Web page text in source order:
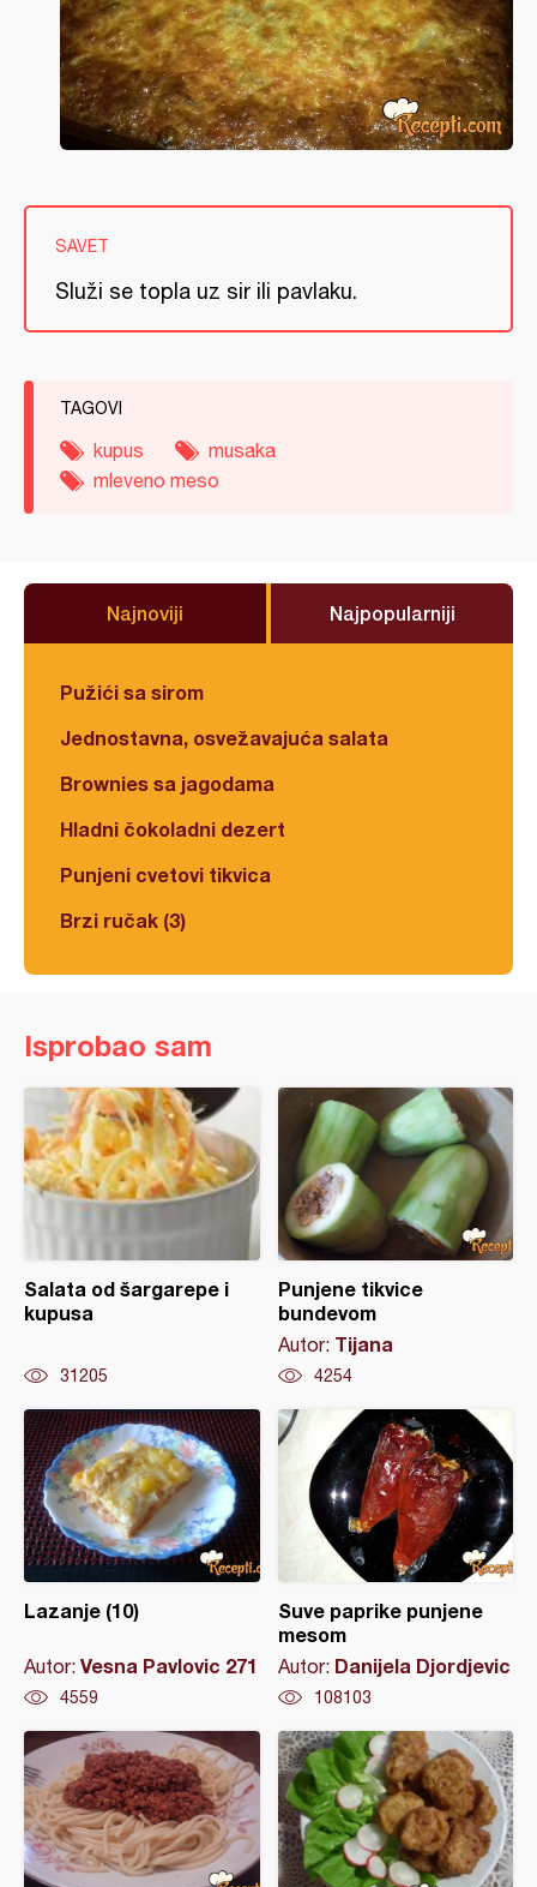
SAVET
Služi se topla uz sir ili pavlaku.
TAGOVI
kupus
musaka
mleveno meso
Najnoviji Najpopularniji
Pužići sa sirom
Jednostavna, osvežavajuća salata
Brownies sa jagodama
Hladni čokoladni dezert
Punjeni cvetovi tikvica
Brzi ručak (3)
Isprobao sam
Salata od šargarepe i
kupusa
31205
Punjene tikvice
bundevom
Autor: Tijana
4254
Lazanje (10)
Autor: Vesna Pavlovic 271
4559
Suve paprike punjene
mesom
Autor: Danijela Djordjevic
108103